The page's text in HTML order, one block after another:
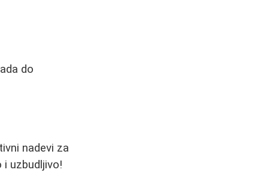
do
nadevi za
i uzbudljivo!